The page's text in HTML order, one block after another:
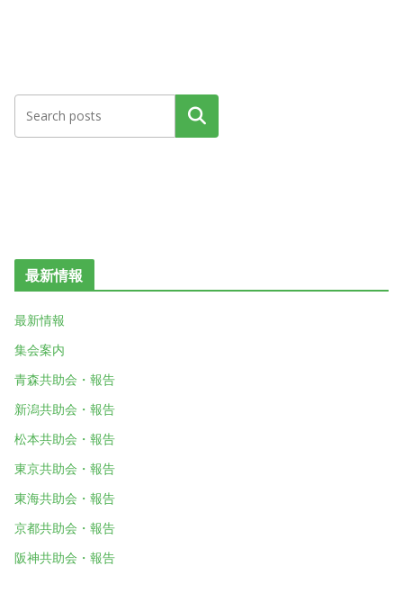
検索
最新情報
最新情報
集会案内
青森共助会・報告
新潟共助会・報告
松本共助会・報告
東京共助会・報告
東海共助会・報告
京都共助会・報告
阪神共助会・報告